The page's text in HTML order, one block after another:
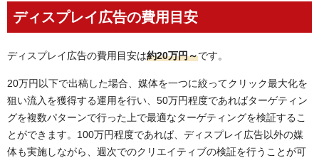
ディスプレイ広告の費用目安
ディスプレイ広告の費用目安は約20万円～です。
20万円以下で出稿した場合、媒体を一つに絞ってクリック最大化を
狙い流入を獲得する運用を行い、50万円程度であればターゲティン
グを複数パターンで行った上で最適なターゲティングを検証するこ
とができます。100万円程度であれば、ディスプレイ広告以外の媒
体も実施しながら、週次でのクリエイティブの検証を行うことが可